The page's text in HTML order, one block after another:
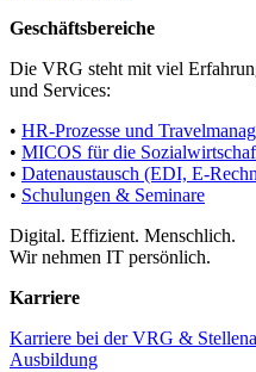
Geschäftsbereiche
Die VRG steht mit viel
und Services:
• HR-Prozesse und
• MICOS für die
• Datenaustausch (EDI, E-
• Schulungen & Seminare
Digital. Effizient. Menschlich.
Wir nehmen IT persönlich.
Karriere
Karriere bei der VRG &
Ausbildung